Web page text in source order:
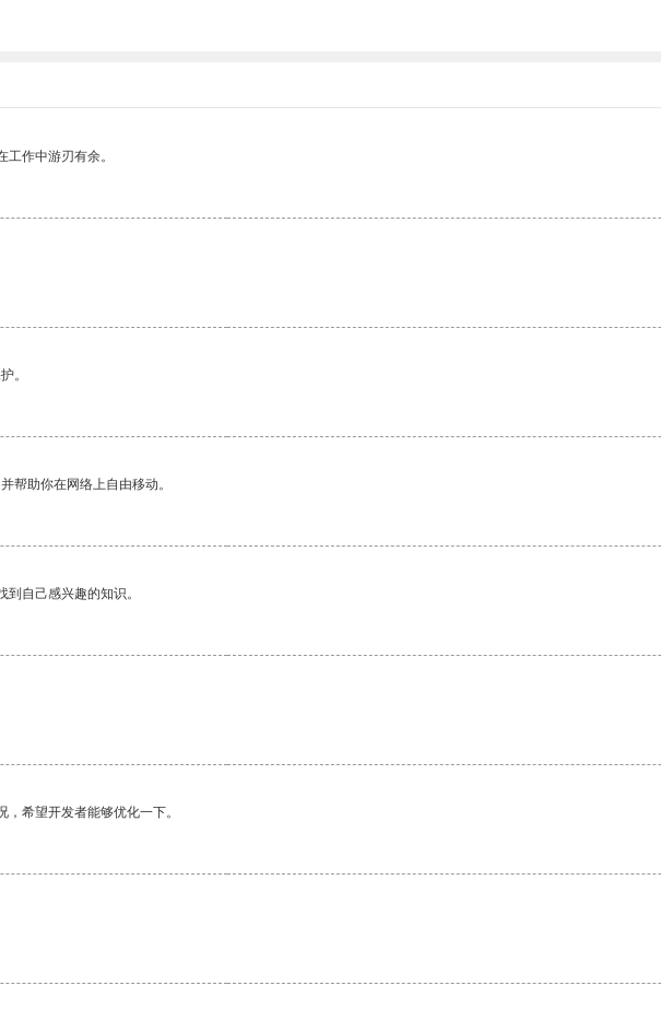
作中游刃有余。
。
帮助你在网络上自由移动。
自己感兴趣的知识。
希望开发者能够优化一下。